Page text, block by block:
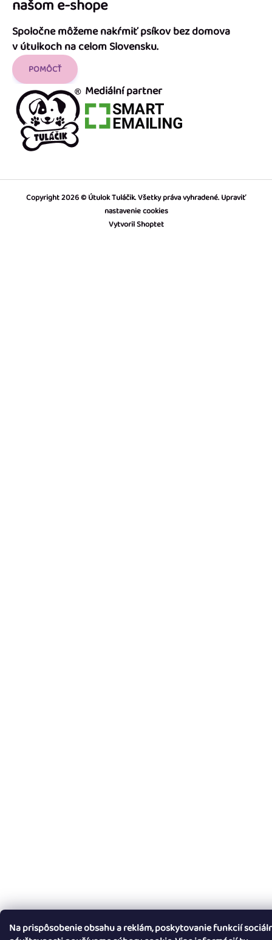
Na prispôsobenie obsahu a reklám, poskytovanie funkcií
našom e-shope
Spoločne môžeme nakŕmiť psíkov bez domova
v útulkoch na celom Slovensku.
POMÔCŤ
Mediální partner
Vytvoril Shoptet
Copyright 2026 Útulok Tuláčik. Všetky práva vyhradené.Upraviť
nastavenie cookies